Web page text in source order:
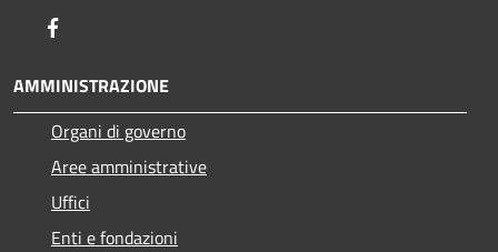
AMMINISTRAZIONE
Organi di governo
Aree amministrative
Uffici
Enti e fondazioni